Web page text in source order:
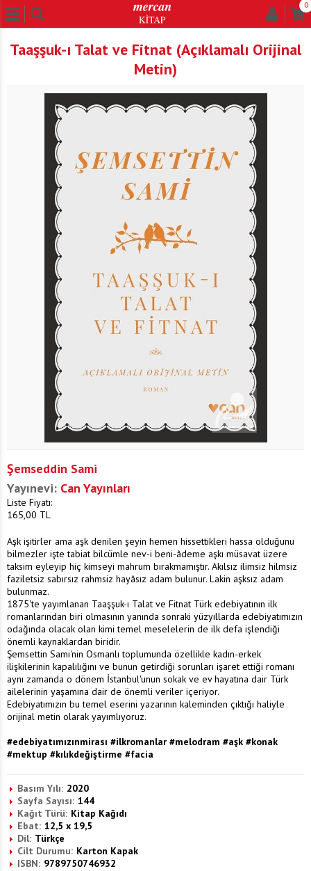
0
Taaşşuk-ı Talat ve Fitnat (Açıklamalı Orijinal
Metin)
Şemseddin Sami
Yayınevi: Can Yayınları
Liste Fiyatı:
165,00 TL
Aşk işitirler ama aşk denilen şeyin hemen hissettikleri hassa olduğunu
bilmezler işte tabiat bilcümle nev-i beni-âdeme aşkı müsavat üzere
taksim eyleyip hiç kimseyi mahrum bırakmamıştır. Akılsız ilimsiz hilmsiz
faziletsiz sabırsız rahmsiz hayâsız adam bulunur. Lakin aşksız adam
bulunmaz.
1875'te yayımlanan Taaşşuk-ı Talat ve Fitnat Türk edebiyatının ilk
romanlarından biri olmasının yanında sonraki yüzyıllarda edebiyatımızın
odağında olacak olan kimi temel meselelerin de ilk defa işlendiği
önemli kaynaklardan biridir.
Şemsettin Sami'nin Osmanlı toplumunda özellikle kadın-erkek
ilişkilerinin kapalılığını ve bunun getirdiği sorunları işaret ettiği romanı
aynı zamanda o dönem İstanbul'unun sokak ve ev hayatına dair Türk
ailelerinin yaşamına dair de önemli veriler içeriyor.
Edebiyatımızın bu temel eserini yazarının kaleminden çıktığı haliyle
orijinal metin olarak yayımlıyoruz.
#edebiyatımızınmirası #ilkromanlar #melodram #aşk #konak
#mektup #kılıkdeğiştirme #facia
Basım Yılı: 2020
Sayfa Sayısı: 144
Kağıt Türü: Kitap Kağıdı
Ebat: 12,5 x 19,5
Dil: Türkçe
Cilt Durumu: Karton Kapak
ISBN: 9789750746932